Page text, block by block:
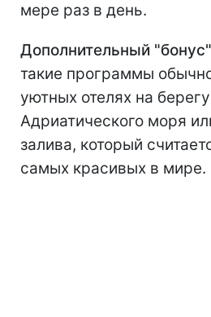
мере раз в день.
Дополнительный "бонус"
такие программы
уютных отелях на
Адриатического моря
залива, который
самых красивых в мире.